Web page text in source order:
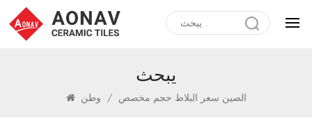
يبحث
/ الصين سعر البلاط حجم مخصص